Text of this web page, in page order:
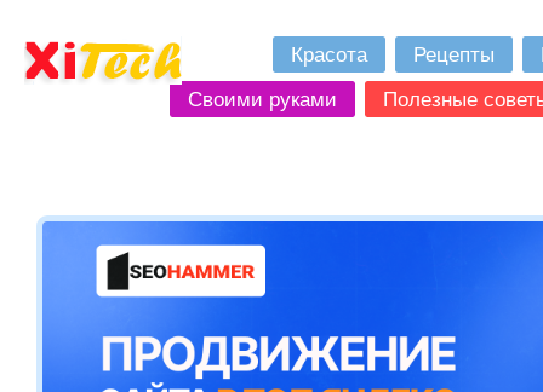
Красота Рецепты
Своими руками
Полезные